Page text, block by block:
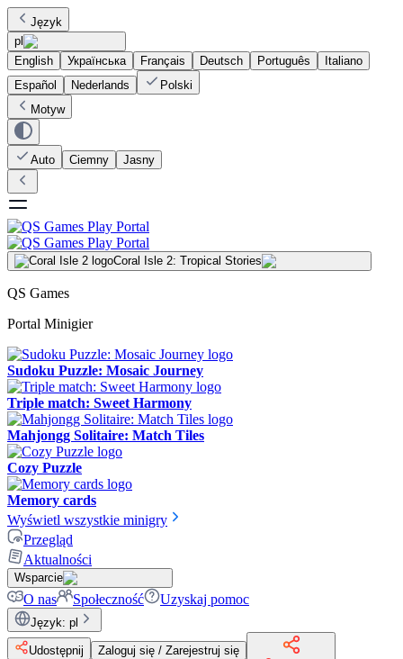
Język
pl
English
Українська Français Deutsch Português
Italiano
Español
Nederlands
Polski
Motyw
Auto Ciemny Jasny
Coral Isle 2: Tropical Stories
QS Games
Portal Minigier
Sudoku Puzzle: Mosaic Journey
Triple match: Sweet Harmony
Mahjongg Solitaire: Match Tiles
Cozy Puzzle
Memory cards
Wyświetl wszystkie minigry
Przegląd
Aktualności
Wsparcie
O nas Społeczność Uzyskaj pomoc
Język: pl
Udostępnij
Zaloguj się / Zarejestruj się